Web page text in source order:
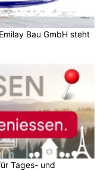
Bau GmbH steht
Tages- und